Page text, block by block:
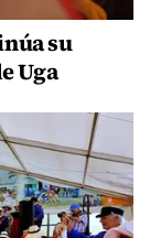
su
Uga